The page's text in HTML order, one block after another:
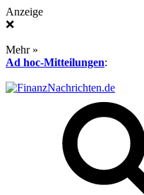
Anzeige
❌
Mehr »
Ad hoc-Mitteilungen: